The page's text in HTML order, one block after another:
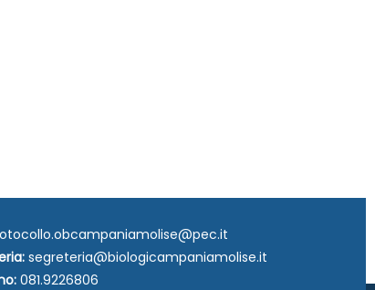
segreteria@biologicampaniamolise.it
081.9226806